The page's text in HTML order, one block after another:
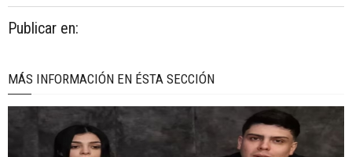
Publicar en:
MÁS INFORMACIÓN EN ÉSTA SECCIÓN